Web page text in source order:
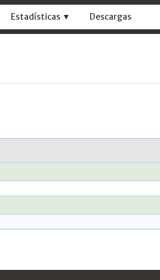
Estadísticas ▼ Descargas